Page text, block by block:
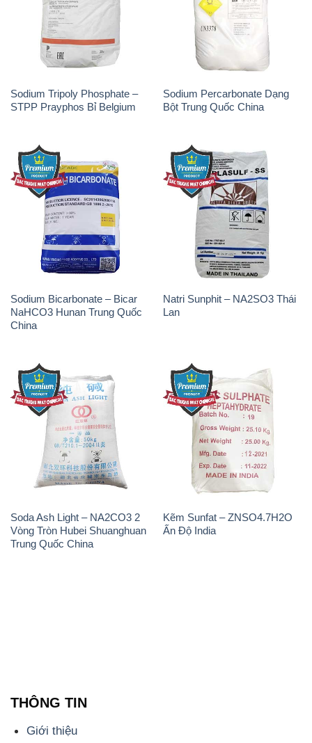
Sodium Tripoly Phosphate –
STPP Prayphos Bỉ Belgium
Sodium Percarbonate Dạng
Bột Trung Quốc China
Sodium Bicarbonate – Bicar
NaHCO3 Hunan Trung Quốc
China
Natri Sunphit – NA2SO3 Thái
Lan
Soda Ash Light – NA2CO3 2
Vòng Tròn Hubei Shuanghuan
Trung Quốc China
Kẽm Sunfat – ZNSO4.7H2O
Ấn Độ India
THÔNG TIN
Giới thiệu